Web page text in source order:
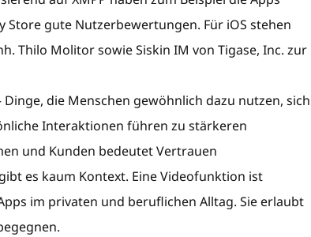
Store gute Nutzerbewertungen. Für iOS stehen
Thilo Molitor sowie Siskin IM von Tigase, Inc. zur
die Menschen gewöhnlich dazu nutzen, sich
Interaktionen führen zu stärkeren
und Kunden bedeutet Vertrauen
es kaum Kontext. Eine Videofunktion ist
im privaten und beruflichen Alltag. Sie erlaubt